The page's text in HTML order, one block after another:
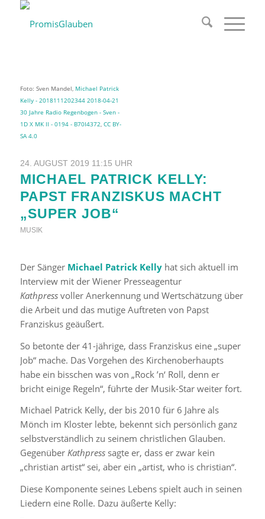
Foto: Sven Mandel, Michael Patrick
Kelly - 2018111202344 2018-04-21
30 Jahre Radio Regenbogen - Sven -
1D X MK II - 0194 - B70I4372 CC BY-
SA 4.0
24. AUGUST 2019 11:15 UHR
MICHAEL PATRICK KELLY:
PAPST FRANZISKUS MACHT
„SUPER JOB“
MUSIK
Der Sänger Michael Patrick Kellyhat sich aktuell im
Interview mit der Wiener Presseagentur
Kathpress voller Anerkennung und Wertschätzung über
die Arbeit und das mutige Auftreten von Papst
Franziskus geäußert.
So betonte der 41-jährige, dass Franziskus eine „super
Job“ mache. Das Vorgehen des Kirchenoberhaupts
habe ein bisschen was von „Rock ’n‘ Roll, denn er
bricht einige Regeln“, führte der Musik-Star weiter fort.
Michael Patrick Kelly, der bis 2010 für 6 Jahre als
Mönch im Kloster lebte, bekennt sich persönlich ganz
selbstverständlich zu seinem christlichen Glauben.
Gegenüber Kathpresssagte er, dass er zwar kein
„christian artist“ sei, aber ein „artist, who is christian“.
Diese Komponente seines Lebens spielt auch in seinen
Liedern eine Rolle. Dazu äußerte Kelly: